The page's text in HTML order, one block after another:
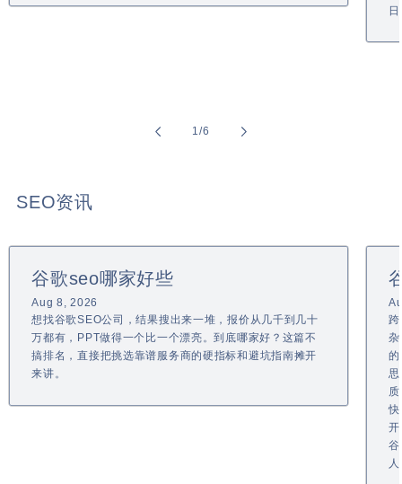
1/of
6
SEO资讯
谷歌seo哪家好些
Aug 8, 2026
想找谷歌SEO公司，结果搜出来一堆，报价从几千到几十
万都有，PPT做得一个比一个漂亮。到底哪家好？这篇不
搞排名，直接把挑选靠谱服务商的硬指标和避坑指南摊开
来讲。
跨
杂
的
思
快
开
谷